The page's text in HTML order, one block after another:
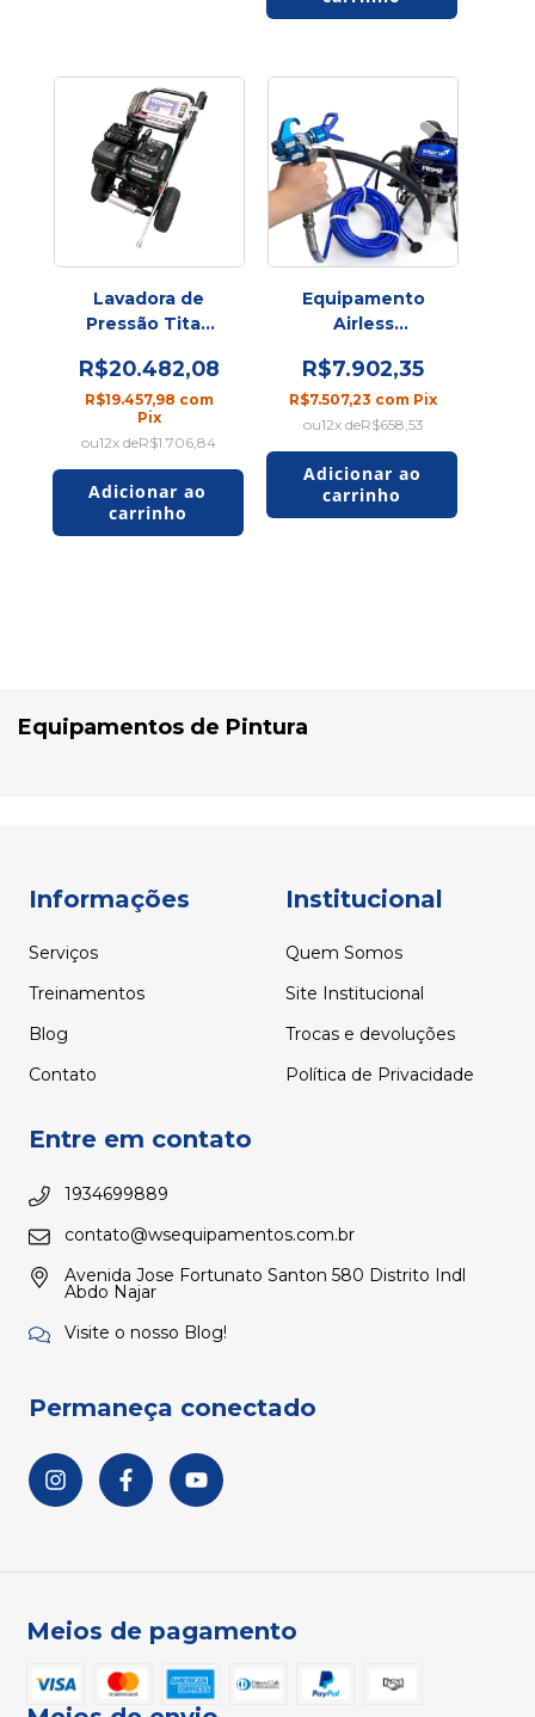
Lavadora de
Pressão Titan
4.0 Gpm
R$20.482,08
R$19.457,98 com
Pix
12x deR$1.706,84
Equipamento
Airless
elétrico 3.300
psi - Spray UP
Prime
R$7.902,35
R$7.507,23 com Pix
12x deR$658,53
Equipamentos de Pintura
Informações
Serviços
Treinamentos
Blog
Contato
Institucional
Quem Somos
Site Institucional
Trocas e devoluções
Política de Privacidade
Entre em contato
1934699889
contato@wsequipamentos.com.br
Avenida Jose Fortunato Santon 580 Distrito Indl
Abdo Najar
Visite o nosso Blog!
Permaneça conectado
Meios de pagamento